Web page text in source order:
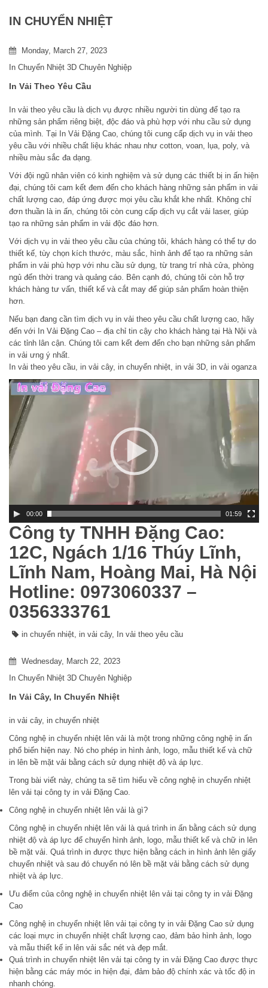
IN CHUYỂN NHIỆT
Monday, March 27, 2023
In Chuyển Nhiệt 3D Chuyên Nghiệp
In Vải Theo Yêu Cầu
In vải theo yêu cầu là dịch vụ được nhiều người tin dùng để tạo ra
những sản phẩm riêng biệt, độc đáo và phù hợp với nhu cầu sử dụng
của mình. Tại In Vải Đặng Cao, chúng tôi cung cấp dịch vụ in vải theo
yêu cầu với nhiều chất liệu khác nhau như cotton, voan, lụa, poly, và
nhiều màu sắc đa dạng.
Với đội ngũ nhân viên có kinh nghiệm và sử dụng các thiết bị in ấn hiện
đại, chúng tôi cam kết đem đến cho khách hàng những sản phẩm in vải
chất lượng cao, đáp ứng được mọi yêu cầu khắt khe nhất. Không chỉ
đơn thuần là in ấn, chúng tôi còn cung cấp dịch vụ cắt vải laser, giúp
tạo ra những sản phẩm in vải độc đáo hơn.
Với dịch vụ in vải theo yêu cầu của chúng tôi, khách hàng có thể tự do
thiết kế, tùy chọn kích thước, màu sắc, hình ảnh để tạo ra những sản
phẩm in vải phù hợp với nhu cầu sử dụng, từ trang trí nhà cửa, phòng
ngủ đến thời trang và quảng cáo. Bên cạnh đó, chúng tôi còn hỗ trợ
khách hàng tư vấn, thiết kế và cắt may để giúp sản phẩm hoàn thiện
hơn.
Nếu bạn đang cần tìm dịch vụ in vải theo yêu cầu chất lượng cao, hãy
đến với In Vải Đặng Cao – địa chỉ tin cậy cho khách hàng tại Hà Nội và
các tỉnh lân cận. Chúng tôi cam kết đem đến cho bạn những sản phẩm
in vải ưng ý nhất.
In vải theo yêu cầu, in vải cây, in chuyển nhiệt, in vải 3D, in vải oganza
T
r
c
h
ơ
i
e
o
00:00 01:59
Công ty TNHH Đặng Cao:
12C, Ngách 1/16 Thúy Lĩnh,
Lĩnh Nam, Hoàng Mai, Hà Nội
Hotline: 0973060337 –
0356333761
in chuyển nhiệt in vải cây, In vải theo yêu cầu
Wednesday, March 22, 2023
In Chuyển Nhiệt 3D Chuyên Nghiệp
In Vải Cây, In Chuyển Nhiệt
in vải cây, in chuyển nhiệt
Công nghệ in chuyển nhiệt lên vải là một trong những công nghệ in ấn
phổ biến hiện nay. Nó cho phép in hình ảnh, logo, mẫu thiết kế và chữ
in lên bề mặt vải bằng cách sử dụng nhiệt độ và áp lực.
Trong bài viết này, chúng ta sẽ tìm hiểu về công nghệ in chuyển nhiệt
lên vải tại công ty in vải Đặng Cao.
Công nghệ in chuyển nhiệt lên vải là gì?
Công nghệ in chuyển nhiệt lên vải là quá trình in ấn bằng cách sử dụng
nhiệt độ và áp lực để chuyển hình ảnh, logo, mẫu thiết kế và chữ in lên
bề mặt vải. Quá trình in được thực hiện bằng cách in hình ảnh lên giấy
chuyển nhiệt và sau đó chuyển nó lên bề mặt vải bằng cách sử dụng
nhiệt và áp lực.
Ưu điểm của công nghệ in chuyển nhiệt lên vải tại công ty in vải Đặng
Cao
Công nghệ in chuyển nhiệt lên vải tại công ty in vải Đặng Cao sử dụng
các loại mực in chuyển nhiệt chất lượng cao, đảm bảo hình ảnh, logo
và mẫu thiết kế in lên vải sắc nét và đẹp mắt.
Quá trình in chuyển nhiệt lên vải tại công ty in vải Đặng Cao được thực
hiện bằng các máy móc in hiện đại, đảm bảo độ chính xác và tốc độ in
nhanh chóng.